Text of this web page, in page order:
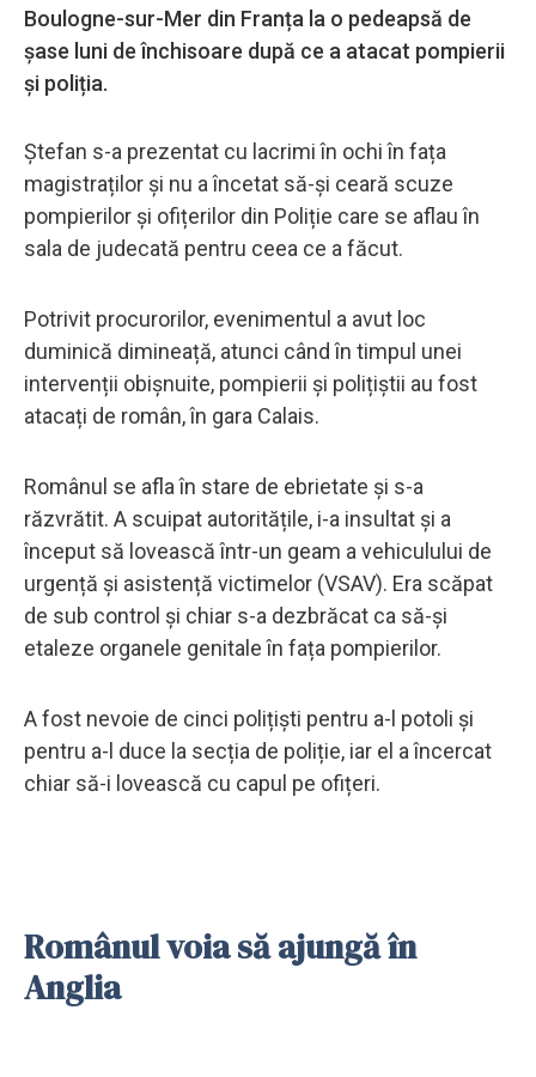
Boulogne-sur-Mer din Franța la o pedeapsă de
șase luni de închisoare după ce a atacat pompierii
și poliția.
Ștefan s-a prezentat cu lacrimi în ochi în fața
magistraților și nu a încetat să-și ceară scuze
pompierilor și ofițerilor din Poliție care se aflau în
sala de judecată pentru ceea ce a făcut.
Potrivit procurorilor, evenimentul a avut loc
duminică dimineață, atunci când în timpul unei
intervenții obișnuite, pompierii și polițiștii au fost
atacați de român, în gara Calais.
Românul se afla în stare de ebrietate și s-a
răzvrătit. A scuipat autoritățile, i-a insultat și a
început să lovească într-un geam a vehiculului de
urgență și asistență victimelor (VSAV). Era scăpat
de sub control și chiar s-a dezbrăcat ca să-și
etaleze organele genitale în fața pompierilor.
A fost nevoie de cinci polițiști pentru a-l potoli și
pentru a-l duce la secția de poliție, iar el a încercat
chiar să-i lovească cu capul pe ofițeri.
Românul voia să ajungă în
Anglia